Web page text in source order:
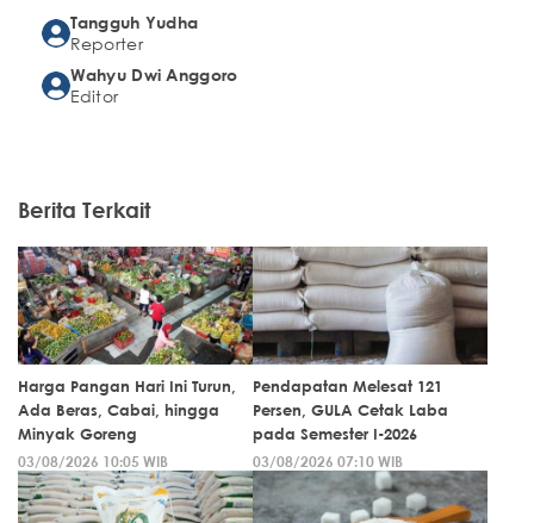
Tangguh Yudha
Reporter
Wahyu Dwi Anggoro
Editor
Berita Terkait
Harga Pangan Hari Ini Turun,
Ada Beras, Cabai, hingga
Minyak Goreng
03/08/2026 10:05 WIB
Pendapatan Melesat 121
Persen, GULA Cetak Laba
pada Semester I-2026
03/08/2026 07:10 WIB